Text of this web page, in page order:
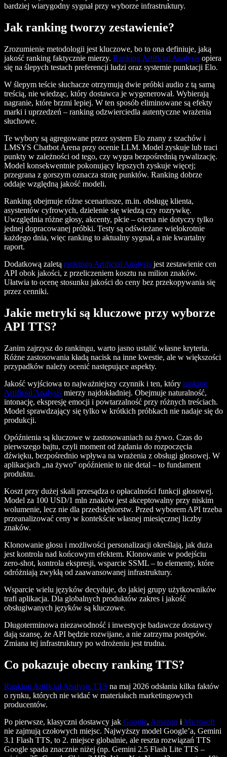
bardziej wiarygodny sygnał przy wyborze infrastruktury.
Jak ranking tworzy zestawienie?
Zrozumienie metodologii jest kluczowe, bo to ona definiuje, jaką
jakość ranking faktycznie mierzy. Ranking Artificial Analysis opiera
się na ślepych testach preferencji ludzi oraz systemie punktacji Elo.
W ślepym teście słuchacze otrzymują dwie próbki audio z tą samą
treścią, nie wiedząc, który dostawca je wygenerował. Wybierają
nagranie, które brzmi lepiej. W ten sposób eliminowane są efekty
marki i uprzedzeń – ranking odzwierciedla autentyczne wrażenia
słuchowe.
Te wybory są agregowane przez system Elo znany z szachów i
LMSYS Chatbot Arena przy ocenie LLM. Model zyskuje lub traci
punkty w zależności od tego, czy wygra bezpośrednią rywalizację.
Model konsekwentnie pokonujący lepszych zyskuje więcej;
przegrana z gorszym oznacza stratę punktów. Ranking dobrze
oddaje względną jakość modeli.
Ranking obejmuje różne scenariusze, m.in. obsługę klienta,
asystentów cyfrowych, dzielenie się wiedzą czy rozrywkę.
Uwzględnia różne głosy, akcenty, płcie – ocena nie dotyczy tylko
jednej dopracowanej próbki. Testy są odświeżane wielokrotnie
każdego dnia, więc ranking to aktualny sygnał, a nie kwartalny
raport.
Dodatkową zaletą rankingu Artificial Analysis jest zestawienie cen
API obok jakości, z przeliczeniem kosztu na milion znaków.
Ułatwia to ocenę stosunku jakości do ceny bez przekopywania się
przez cenniki.
Jakie metryki są kluczowe przy wyborze
API TTS?
Zanim zajrzysz do rankingu, warto jasno ustalić własne kryteria.
Różne zastosowania kładą nacisk na inne kwestie, ale w większości
przypadków należy ocenić następujące aspekty.
Jakość wyjściowa to najważniejszy czynnik i ten, który ranking
Artificial Analysis mierzy najdokładniej. Obejmuje naturalność,
intonację, ekspresję emocji i powtarzalność przy różnych treściach.
Model sprawdzający się tylko w krótkich próbkach nie nadaje się do
produkcji.
Opóźnienia są kluczowe w zastosowaniach na żywo. Czas do
pierwszego bajtu, czyli moment od żądania do rozpoczęcia
dźwięku, bezpośrednio wpływa na wrażenia z obsługi głosowej. W
aplikacjach „na żywo” opóźnienie to nie detal – to fundament
produktu.
Koszt przy dużej skali przesądza o opłacalności funkcji głosowej.
Model za 100 USD/1 mln znaków jest akceptowalny przy niskim
wolumenie, lecz nie dla przedsiębiorstw. Przed wyborem API trzeba
przeanalizować ceny w kontekście własnej miesięcznej liczby
znaków.
Klonowanie głosu i możliwości personalizacji określają, jak duża
jest kontrola nad końcowym efektem. Klonowanie w podejściu
zero-shot, kontrola ekspresji, wsparcie SSML – to elementy, które
odróżniają zwykłą od zaawansowanej infrastruktury.
Wsparcie wielu języków decyduje, do jakiej grupy użytkowników
trafi aplikacja. Dla globalnych produktów zakres i jakość
obsługiwanych języków są kluczowe.
Długoterminowa niezawodność i inwestycje badawcze dostawcy
dają szansę, że API będzie rozwijane, a nie zatrzyma postępów.
Zmiana tej infrastruktury po wdrożeniu jest trudna.
Co pokazuje obecny ranking TTS?
Ranking Artificial Analysis TTS na maj 2026 odsłania kilka faktów
o rynku, których nie widać w materiałach marketingowych
producentów.
Po pierwsze, klasyczni dostawcy jak Google, Amazon i Microsoft
nie zajmują czołowych miejsc. Najwyższy model Google’a, Gemini
3.1 Flash TTS, to 2. miejsce globalnie, ale reszta rozwiązań TTS
Google spada znacznie niżej (np. Gemini 2.5 Flash Lite TTS –